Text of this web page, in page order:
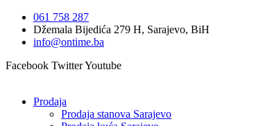
sadržaj
061 758 287
Džemala Bijedića 279 H, Sarajevo, BiH
info@ontime.ba
Facebook TwitterYoutube
Prodaja
Prodaja stanova Sarajevo